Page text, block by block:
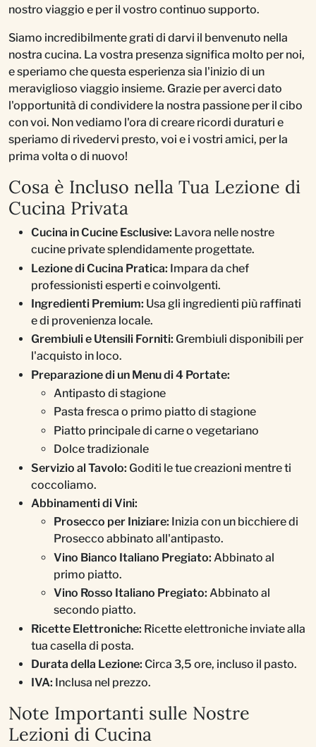
nostro viaggio e per il vostro continuo supporto.
Siamo incredibilmente grati di darvi il benvenuto nella
nostra cucina. La vostra presenza significa molto per noi,
e speriamo che questa esperienza sia l'inizio di un
meraviglioso viaggio insieme. Grazie per averci dato
l'opportunità di condividere la nostra passione per il cibo
con voi. Non vediamo l'ora di creare ricordi duraturi e
speriamo di rivedervi presto, voi e i vostri amici, per la
prima volta o di nuovo!
Cosa è Incluso nella Tua Lezione di
Cucina Privata
Cucina in Cucine Esclusive: Lavora nelle nostre
cucine private splendidamente progettate.
Lezione di Cucina Pratica: Impara da chef
professionisti esperti e coinvolgenti.
Ingredienti Premium: Usa gli ingredienti più raffinati
e di provenienza locale.
Grembiuli e Utensili Forniti: Grembiuli disponibili per
l'acquisto in loco.
Preparazione di un Menu di 4 Portate:
Antipasto di stagione
Pasta fresca o primo piatto di stagione
Piatto principale di carne o vegetariano
Dolce tradizionale
Servizio al Tavolo: Goditi le tue creazioni mentre ti
coccoliamo.
Abbinamenti di Vini:
Prosecco per Iniziare: Inizia con un bicchiere di
Prosecco abbinato all'antipasto.
Vino Bianco Italiano Pregiato: Abbinato al
primo piatto.
Vino Rosso Italiano Pregiato: Abbinato al
secondo piatto.
Ricette Elettroniche: Ricette elettroniche inviate alla
tua casella di posta.
Durata della Lezione: Circa 3,5 ore, incluso il pasto.
IVA: Inclusa nel prezzo.
Note Importanti sulle Nostre
Lezioni di Cucina